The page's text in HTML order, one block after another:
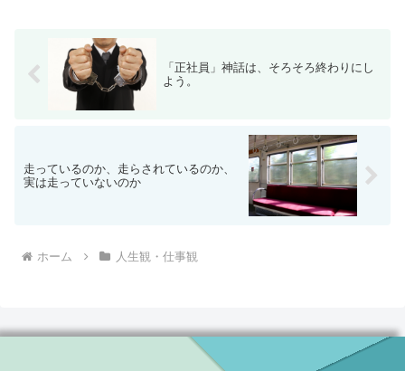
「正社員」神話は、そろそろ終わりにし
よう。
走っているのか、走らされているのか、
実は走っていないのか
ホーム 人生観・仕事観